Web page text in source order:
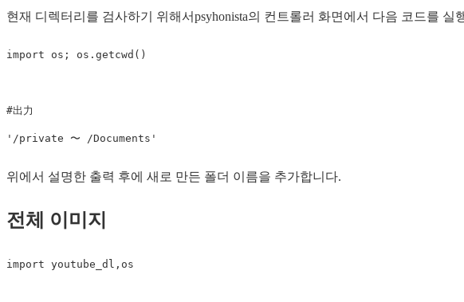
현재 디렉터리를 검사하기 위해서psyhonista의 컨트롤러 화면에서 다음 코드를 실
import os ; os . getcwd ()
'/private 〜 /Documents'
위에서 설명한 출력 후에 새로 만든 폴더 이름을 추가합니다.
전체 이미지
import youtube_dl , os